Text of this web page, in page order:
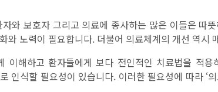
와 보호자 그리고 의료에 종사하는 많은 이들은 따
와 노력이 필요합니다. 더불어 의료체계의 개선 역시
해하고 환자들에게 보다 전인적인 치료법을 적용
로 인식할 필요성이 있습니다. 이러한 필요성에 따라